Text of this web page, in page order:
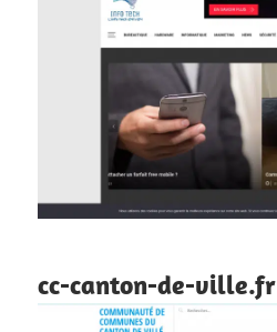
cc-canton-de-ville.fr